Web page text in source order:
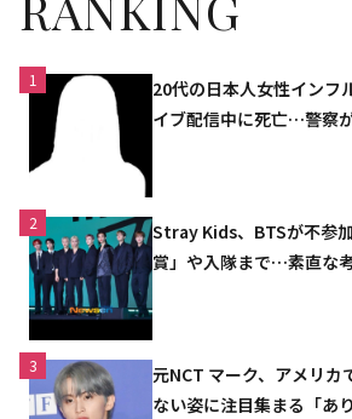
1
20代の日本人女性インフ
イブ配信中に死亡…警察
2
Stray Kids、BTSが不参
賞」や入隊まで…素直な
3
元NCT マーク、アメリ
ない姿に注目集まる「あ